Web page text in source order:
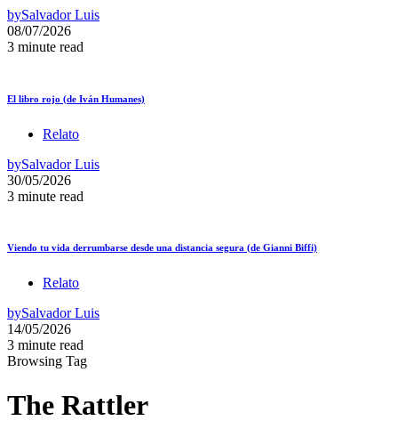
bySalvador Luis
08/07/2026
3 minute read
El libro rojo (de Iván Humanes)
Relato
bySalvador Luis
30/05/2026
3 minute read
Viendo tu vida derrumbarse desde una distancia segura (de Gianni Biffi)
Relato
bySalvador Luis
14/05/2026
3 minute read
Browsing Tag
The Rattler